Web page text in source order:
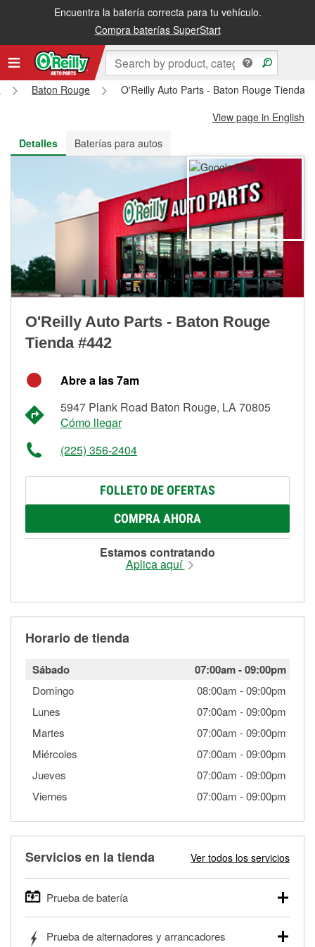
Encuentra la batería correcta para tu vehículo.
Compra baterías SuperStart
Recibe tu orden gratis al día siguiente o recógela en la tienda
Baton Rouge
O'Reilly Auto Parts - Baton Rouge Tienda
View page in English
Detalles
Baterías para autos
O'Reilly Auto Parts - Baton Rouge
Tienda #442
Abre a las 7am
5947 Plank Road Baton Rouge, LA 70805
Cómo llegar
(225) 356-2404
FOLLETO DE OFERTAS
COMPRA AHORA
Estamos contratando
Aplica aquí
Horario de tienda
Sábado 07:00am-09:00pm
Domingo 08:00am -09:00pm
Lunes
07:00am -09:00pm
Martes
07:00am -09:00pm
Miércoles
07:00am -09:00pm
Jueves
07:00am -09:00pm
Viernes
07:00am -09:00pm
Servicios en la tienda Ver todos los servicios
Prueba de batería
autos, camionetas, SUVs, vehículos comerciales y
Prueba de alternadores y arrancadores